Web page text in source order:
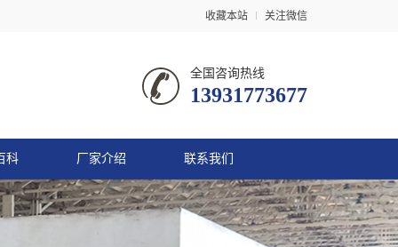
收藏本站 关注微信
全国咨询热线
13931773677
科 厂家介绍 联系我们